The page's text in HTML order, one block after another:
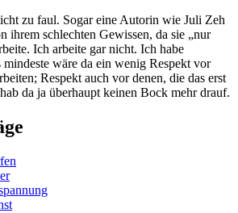
zu faul. Sogar eine Autorin wie Juli Zeh
ihrem schlechten Gewissen, da sie „nur
Ich arbeite gar nicht. Ich habe
wäre da ein wenig Respekt vor
Respekt auch vor denen, die das erst
da ja überhaupt keinen Bock mehr drauf.